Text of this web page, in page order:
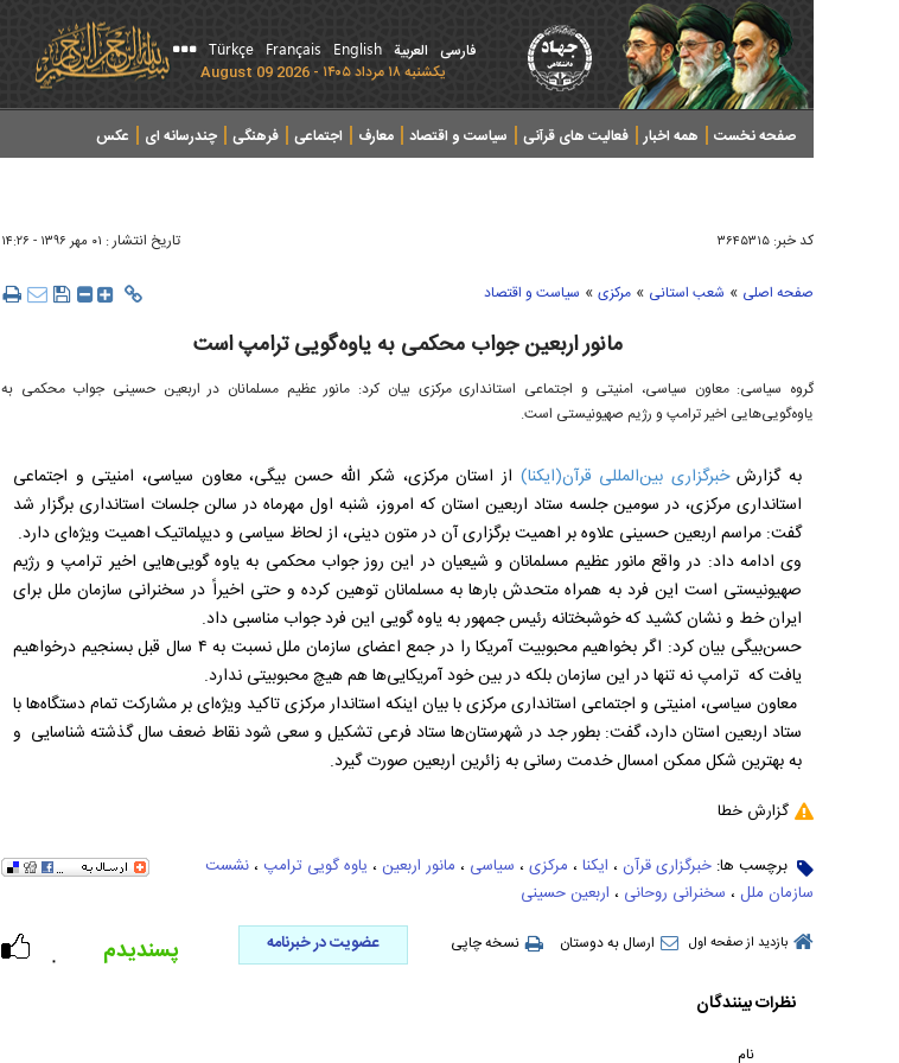
فارسی العربیة English
Français
Türkçe
يکشنبه ۱۸ مرداد ۱۴۰۵ - 2026 August 09
صفحه نخست همه اخبار فعالیت های قرآنی سیاست و اقتصاد معارف اجتماعی فرهنگی چندرسانه ای عکس
کد خبر: ۳۶۴۵۳۱۵ تاریخ انتشار : ۰۱ مهر ۱۳۹۶ - ۱۴:۲۶
صفحه اصلی » شعب استانی » مرکزی » سیاست و اقتصاد
مانور اربعین جواب محکمی به یاوه‌گویی ترامپ است
گروه سیاسی: معاون سیاسی، امنیتی و اجتماعی استانداری مرکزی بیان کرد: مانور عظیم مسلمانان در اربعین حسینی جواب محکمی به
یاوه‌گویی‌هایی اخیر ترامپ و رژیم صهیونیستی است.
به گزارشخبرگزاری بین‌المللی قرآن(ایکنا) از استان مرکزی، شکر الله حسن بیگی، معاون سیاسی، امنیتی و اجتماعی
استانداری مرکزی، در سومین جلسه ستاد اربعین استان که امروز، شنبه اول مهرماه در سالن جلسات استانداری برگزار شد
گفت: مراسم اربعین حسینی علاوه بر اهمیت برگزاری آن در متون دینی، از لحاظ سیاسی و دیپلماتیک اهمیت ویژه‌ای دارد.
وی ادامه داد: در واقع مانور عظیم مسلمانان و شیعیان در این روز جواب محکمی به یاوه گویی‌هایی اخیر ترامپ و رژیم
صهیونیستی است این فرد به همراه متحدش بارها به مسلمانان توهین کرده و حتی اخیراً در سخنرانی سازمان ملل برای
ایران خط و نشان کشید که خوشبختانه رئیس جمهور به یاوه گویی این فرد جواب مناسبی داد.
حسن‌بیگی بیان کرد: اگر بخواهیم محبوبیت آمریکا را در جمع اعضای سازمان ملل نسبت به ۴ سال قبل بسنجیم درخواهیم
یافت که ترامپ نه تنها در این سازمان بلکه در بین خود آمریکایی‌ها هم هیچ محبوبیتی ندارد.
معاون سیاسی، امنیتی و اجتماعی استانداری مرکزی با بیان اینکه استاندار مرکزی تاکید ویژه‌ای بر مشارکت تمام دستگاه‌ها با
ستاد اربعین استان دارد، گفت: بطور جد در شهرستان‌ها ستاد فرعی تشکیل و سعی شود نقاط ضعف سال گذشته شناسایی و
به بهترین شکل ممکن امسال خدمت رسانی به زائرین اربعین صورت گیرد.
گزارش خطا
برچسب ها: خبرگزاری قرآن ، ایکنا ، مرکزی ، سیاسی ، مانور اربعین ، یاوه گویی ترامپ ، نشست
سازمان ملل ، سخنرانی روحانی ، اربعین حسینی
بازدید از صفحه اول ارسال به دوستان نسخه چاپی عضویت در خبرنامه
۰ پسندیدم
نظرات بینندگان
نام